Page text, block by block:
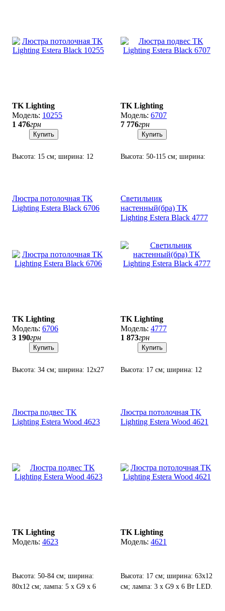
TK Lighting
10255
1 476грн
Купить
Высота: 15 см; ширина: 12
TK Lighting
6707
7 776грн
Купить
Высота: 50-115 см; ширина:
Люстра потолочная TK
Lighting Estera Black 6706
TK Lighting
6706
3 190грн
Купить
Высота: 34 см; ширина: 12х27
Светильник
настенный(бра) TK
Lighting Estera Black 4777
TK Lighting
4777
1 873грн
Купить
Высота: 17 см; ширина: 12
Люстра подвес TK
Lighting Estera Wood 4623
TK Lighting
4623
Высота: 50-84 см; ширина:
80х12 см; лампа: 5 х G9 х 6
Люстра потолочная TK
Lighting Estera Wood 4621
TK Lighting
4621
Высота: 17 см; ширина: 63х12
см; лампа: 3 х G9 х 6 Вт LED.